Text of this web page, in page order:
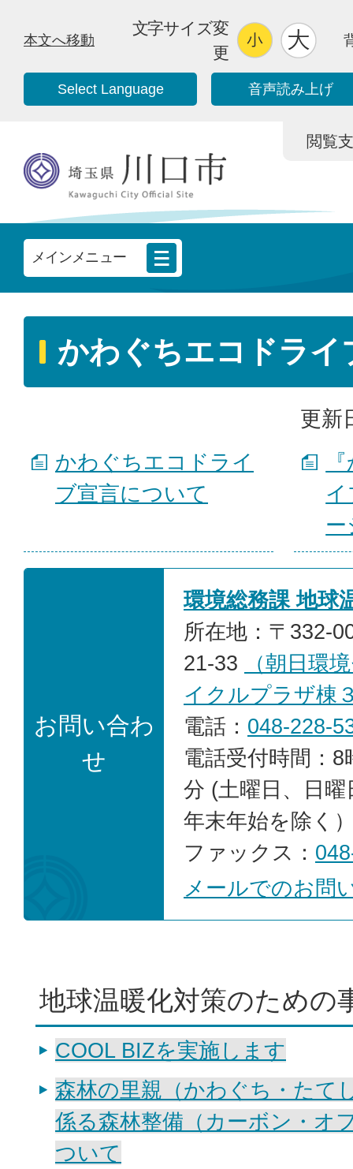
本文へ移動
文字サイズ変
更
Select Language 音声読み上げ
閲覧
メインメニュー
かわぐちエコドライ
更新
かわぐちエコドライ
ブ宣言について
ー
お問い合わ
せ
環境総務課 地球
所在地：〒332-
21-33
（朝日環
イクルプラザ棟
電話： 048-228-
電話受付時間：
分 (土曜日、日
年末年始を除く
ファックス：
メールでのお問
地球温暖化対策のための
COOL BIZを実施します
森林の里親（かわぐち・たて
係る森林整備（カーボン・オ
ついて